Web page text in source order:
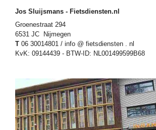
Jos Sluijsmans - Fietsdiensten.nl
Groenestraat 294
6531 JC Nijmegen
T 06 30014801 / info @ fietsdiensten . nl
KvK: 09144439 - BTW-ID: NL001499599B68